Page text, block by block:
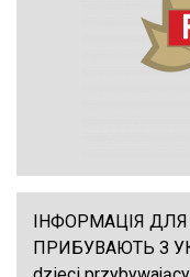
ІНФОРМАЦІЯ ДЛЯ
ПРИБУВАЮТЬ З